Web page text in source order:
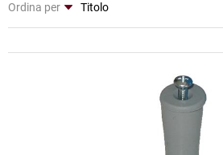
Ordina per